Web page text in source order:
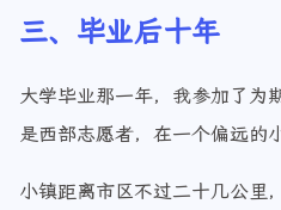
三、毕业后十年
大学毕业那一年，我参加了为
是西部志愿者，在一个偏远的
小镇距离市区不过二十几公里